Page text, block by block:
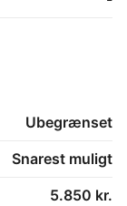
Ubegrænset
Snarest muligt
5.850 kr.